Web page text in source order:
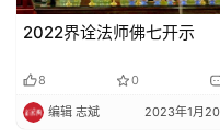
艺
术
政
策
2022界诠法师佛七开示
8 0
编辑 志斌 2023年1月20